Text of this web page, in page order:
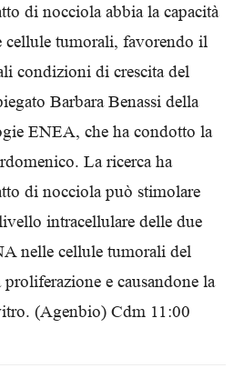
di nocciola abbia la capacità
tumorali, favorendo il
condizioni di crescita del
Barbara Benassi della
ENEA, che ha condotto la
La ricerca ha
di nocciola può stimolare
intracellulare delle due
nelle cellule tumorali del
e causandone la
(Agenbio) Cdm 11:00